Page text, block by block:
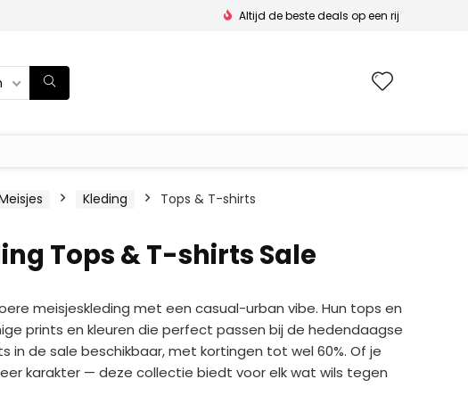
Altijd de beste deals op een rij
Kleding Tops & T-shirts
Tops & T-shirts Sale
meisjeskleding met een casual-urban vibe. Hun tops en
prints en kleuren die perfect passen bij de hedendaagse
in de sale beschikbaar, met kortingen tot wel 60%. Of je
karakter — deze collectie biedt voor elk wat wils tegen